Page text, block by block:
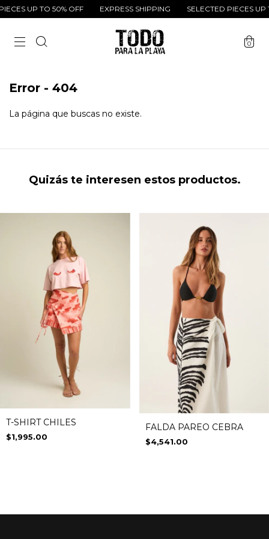
UP TO 50% OFF EXPRESS SHIPPING SELECTED PIECES UP
0
Error - 404
La página que buscas no existe.
Quizás te interesen estos productos.
T-SHIRT CHILES
$1,995.00
FALDA PAREO CEBRA
$4,541.00